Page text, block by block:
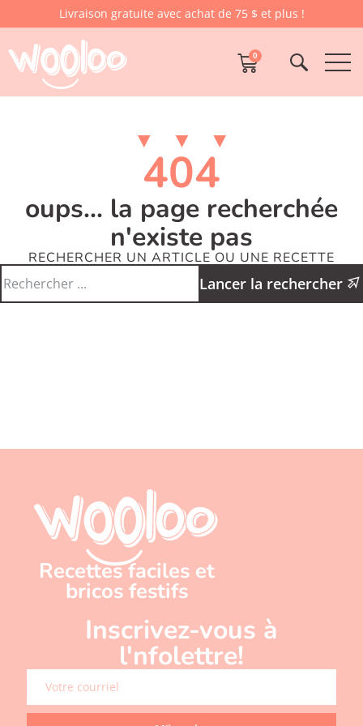
Livraison gratuite avec achat de 75 $ et plus !
0
404
oups... la page recherchée
n'existe pas
RECHERCHER UN ARTICLE OU UNE RECETTE
Lancer la rechercher
Recettes faciles et
bricos festifs
Inscrivez-vous à
l'nfolettre!